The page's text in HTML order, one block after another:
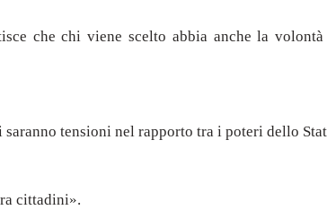
che chi viene scelto abbia anche la
saranno tensioni nel rapporto tra i poteri dello
cittadini».